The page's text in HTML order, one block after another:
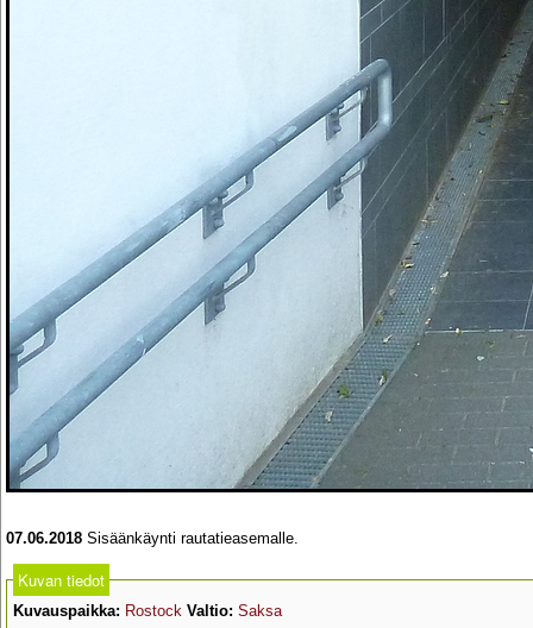
07.06.2018 Sisäänkäynti rautatieasemalle.
Kuvan tiedot
Kuvauspaikka: Rostock Valtio: Saksa